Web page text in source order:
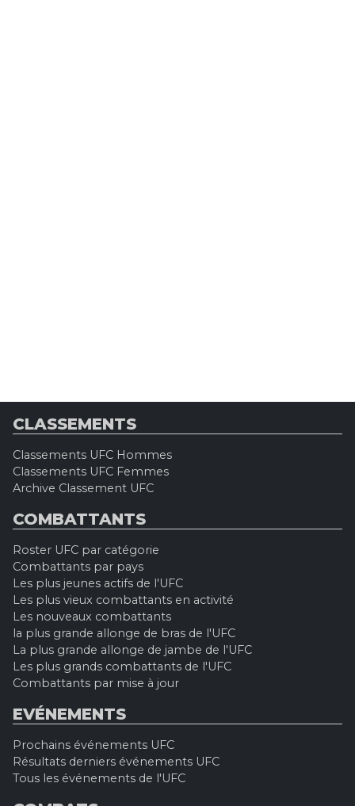
CLASSEMENTS
Classements UFC Hommes
Classements UFC Femmes
Archive Classement UFC
COMBATTANTS
Roster UFC par catégorie
Combattants par pays
Les plus jeunes actifs de l'UFC
Les plus vieux combattants en activité
Les nouveaux combattants
la plus grande allonge de bras de l'UFC
La plus grande allonge de jambe de l'UFC
Les plus grands combattants de l'UFC
Combattants par mise à jour
EVÉNEMENTS
Prochains événements UFC
Résultats derniers événements UFC
Tous les événements de l'UFC